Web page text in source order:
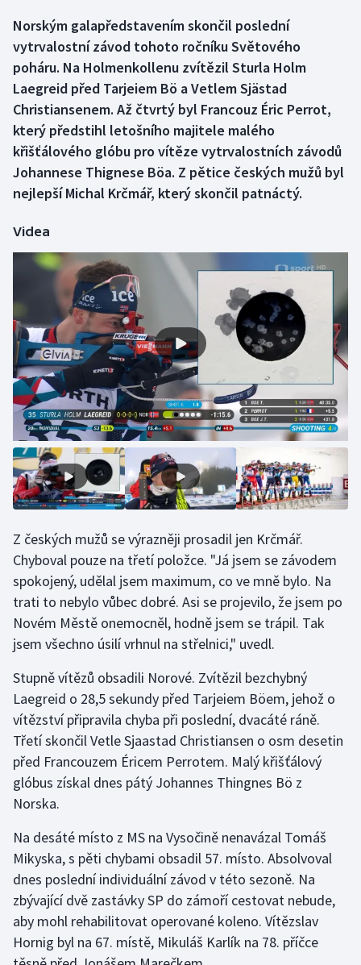
Box
Curling
Dostihy
Florbal
Futsal
Golf
Gymnastika
Házená
Jezdectví
Judo
Krasobruslení
Lezení
Lyže a snowboard
Moderní pětiboj
Motorsport
Olympijské hry
Plavání
Plážový volejbal
Ragby
Rychlostní kanoistika
Short track
Sportovní střelba
Norským galapředstavením skončil poslední
vytrvalostní závod tohoto ročníku Světového
poháru. Na Holmenkollenu zvítězil Sturla Holm
Laegreid před Tarjeiem Bö a Vetlem Sjästad
Christiansenem. Až čtvrtý byl Francouz Éric Perrot,
který předstihl letošního majitele malého
křišťálového glóbu pro vítěze vytrvalostních závodů
Johannese Thignese Böa. Z pětice českých mužů byl
nejlepší Michal Krčmář, který skončil patnáctý.
Videa
Z českých mužů se výrazněji prosadil jen Krčmář.
Chyboval pouze na třetí položce. "Já jsem se závodem
spokojený, udělal jsem maximum, co ve mně bylo. Na
trati to nebylo vůbec dobré. Asi se projevilo, že jsem po
Novém Městě onemocněl, hodně jsem se trápil. Tak
jsem všechno úsilí vrhnul na střelnici," uvedl.
Stupně vítězů obsadili Norové. Zvítězil bezchybný
Laegreid o 28,5 sekundy před Tarjeiem Böem, jehož o
vítězství připravila chyba při poslední, dvacáté ráně.
Třetí skončil Vetle Sjaastad Christiansen o osm desetin
před Francouzem Éricem Perrotem. Malý křišťálový
glóbus získal dnes pátý Johannes Thingnes Bö z
Norska.
Na desáté místo z MS na Vysočině nenavázal Tomáš
Mikyska, s pěti chybami obsadil 57. místo. Absolvoval
dnes poslední individuální závod v této sezoně. Na
zbývající dvě zastávky SP do zámoří cestovat nebude,
aby mohl rehabilitovat operované koleno. Vítězslav
Hornig byl na 67. místě, Mikuláš Karlík na 78. příčce